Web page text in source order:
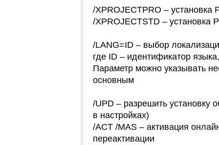
/XPROJECTPRO – установка
/XPROJECTSTD – установка
/LANG=ID – выбор
где ID – идентификатор
Параметр можно указывать
основным
/UPD – разрешить установку
в настройках)
/ACT /MAS – активация
переактивации